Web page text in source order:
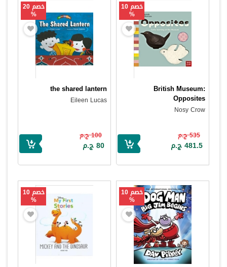
خصم 10
%
British Museum:
Opposites
Nosy Crow
535 ج.م
481.5 ج.م
خصم 20
%
the shared lantern
Eileen Lucas
100 ج.م
80 ج.م
خصم 10
%
خصم 10
%